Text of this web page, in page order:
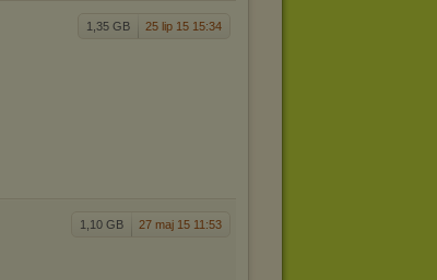
1,35 GB 25 lip 15 15:34
1,10 GB 27 maj 15 11:53